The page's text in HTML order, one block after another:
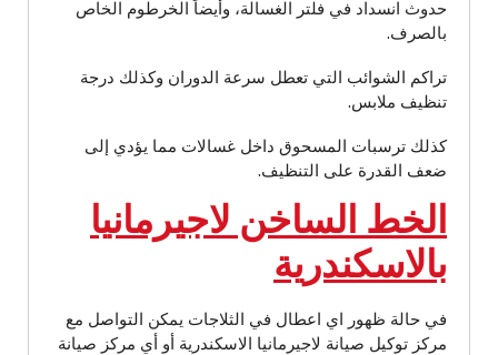
حدوث انسداد في فلتر الغسالة، وأيضاً الخرطوم الخاص
بالصرف.
تراكم الشوائب التي تعطل سرعة الدوران وكذلك درجة
تنظيف ملابس.
كذلك ترسبات المسحوق داخل غسالات مما يؤدي إلى
ضعف القدرة على التنظيف.
الخط الساخن لاجيرمانيا
بالاسكندرية
في حالة ظهور اي اعطال في الثلاجات يمكن التواصل مع
مركز توكيل صيانة لاجيرمانيا الاسكندرية أو أي مركز صيانة